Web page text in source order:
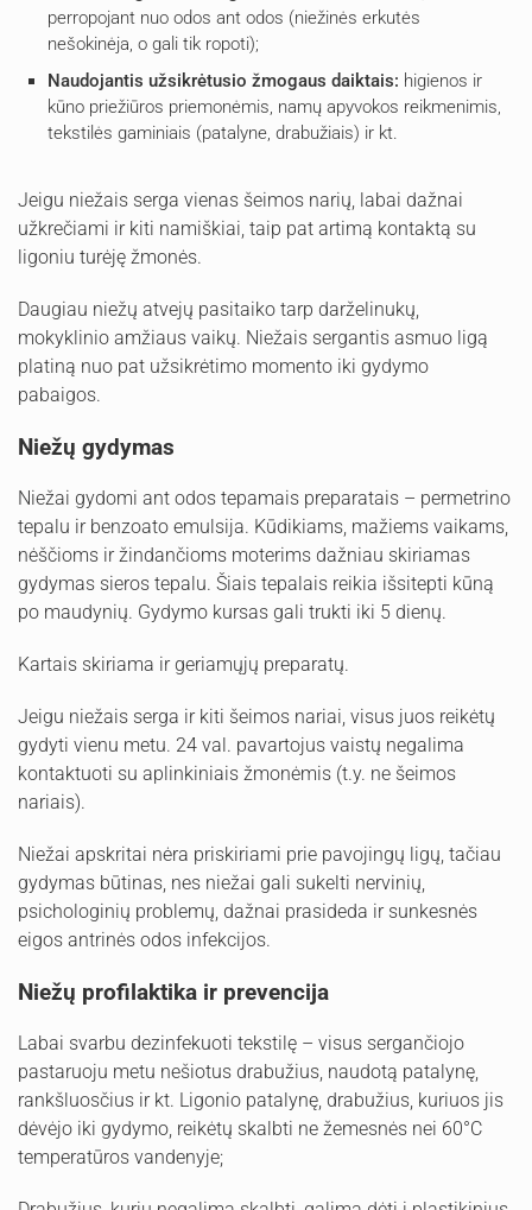
perropojant nuo odos ant odos (niežinės erkutės
nešokinėja, o gali tik ropoti);
Naudojantis užsikrėtusio žmogaus daiktais: higienos ir
kūno priežiūros priemonėmis, namų apyvokos reikmenimis,
tekstilės gaminiais (patalyne, drabužiais) ir kt.
Jeigu niežais serga vienas šeimos narių, labai dažnai
užkrečiami ir kiti namiškiai, taip pat artimą kontaktą su
ligoniu turėję žmonės.
Daugiau niežų atvejų pasitaiko tarp darželinukų,
mokyklinio amžiaus vaikų. Niežais sergantis asmuo ligą
platiną nuo pat užsikrėtimo momento iki gydymo
pabaigos.
Niežų gydymas
Niežai gydomi ant odos tepamais preparatais – permetrino
tepalu ir benzoato emulsija. Kūdikiams, mažiems vaikams,
nėščioms ir žindančioms moterims dažniau skiriamas
gydymas sieros tepalu. Šiais tepalais reikia išsitepti kūną
po maudynių. Gydymo kursas gali trukti iki 5 dienų.
Kartais skiriama ir geriamųjų preparatų.
Jeigu niežais serga ir kiti šeimos nariai, visus juos reikėtų
gydyti vienu metu. 24 val. pavartojus vaistų negalima
kontaktuoti su aplinkiniais žmonėmis (t.y. ne šeimos
nariais).
Niežai apskritai nėra priskiriami prie pavojingų ligų, tačiau
gydymas būtinas, nes niežai gali sukelti nervinių,
psichologinių problemų, dažnai prasideda ir sunkesnės
eigos antrinės odos infekcijos.
Niežų profilaktika ir prevencija
Labai svarbu dezinfekuoti tekstilę – visus sergančiojo
pastaruoju metu nešiotus drabužius, naudotą patalynę,
rankšluosčius ir kt. Ligonio patalynę, drabužius, kuriuos jis
dėvėjo iki gydymo, reikėtų skalbti ne žemesnės nei 60°C
temperatūros vandenyje;